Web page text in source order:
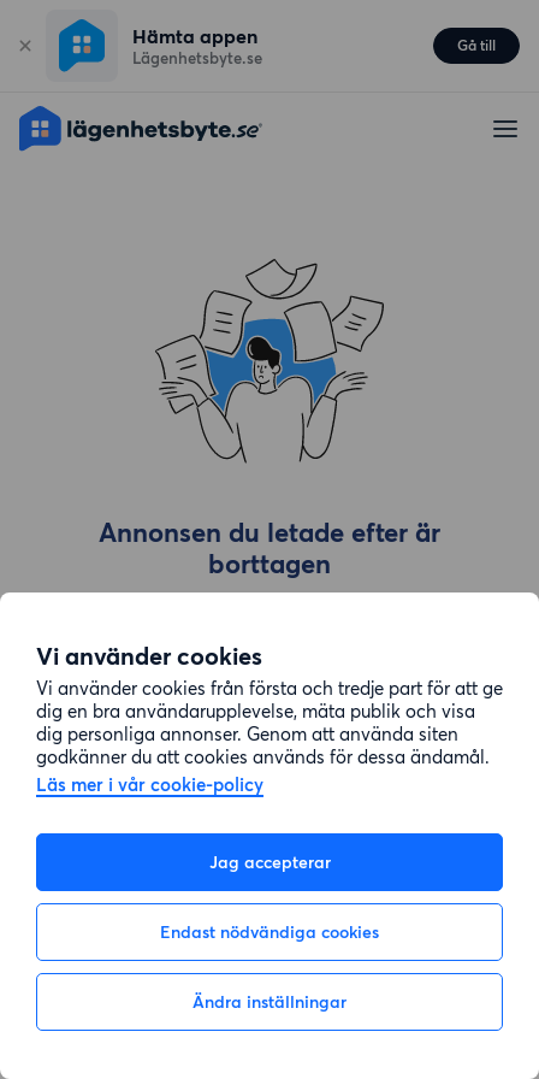
Vi använder cookies
Vi använder cookies från första och tredje part för att ge
dig en bra användarupplevelse, mäta publik och visa
dig personliga annonser. Genom att använda siten
godkänner du att cookies används för dessa ändamål.
Läs mer i vår cookie-policy
Jag accepterar
Endast nödvändiga cookies
Ändra inställningar
Hämta appen
Lägenhetsbyte.se
Gå till
Annonsen du letade efter är
borttagen
Gå till sök